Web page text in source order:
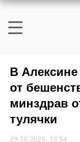
В
от
минздрав
тулячки
29.10.2025, 13:54